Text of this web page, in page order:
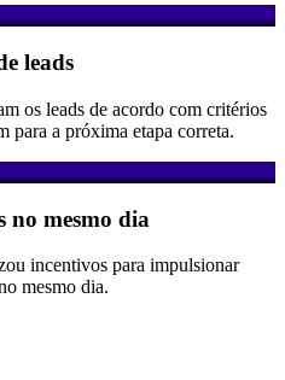
leads
os leads de acordo com critérios
para a próxima etapa correta.
no mesmo dia
incentivos para impulsionar
mesmo dia.